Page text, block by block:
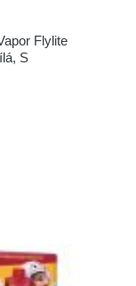
Flylite
S